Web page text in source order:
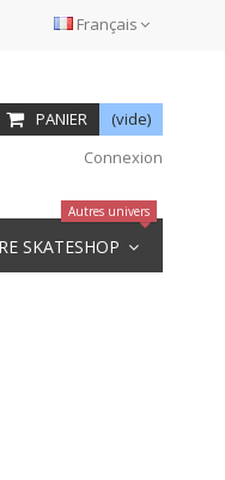
Français
PANIER
(vide)
Connexion
SKATESHOP
Autres univers